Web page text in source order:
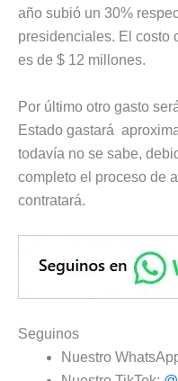
año subió un 30%
presidenciales. El costo
es de $ 12 millones.
Por último otro gasto
Estado gastará
todavía no se sabe,
completo el proceso de
contratará.
Seguinos
Nuestro